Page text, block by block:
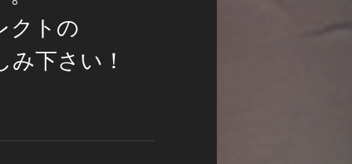
クトの
下さい！